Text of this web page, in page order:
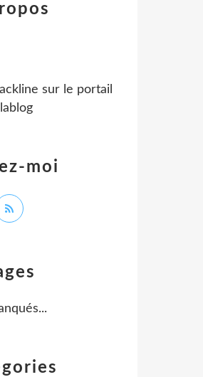
moi
sur le portail